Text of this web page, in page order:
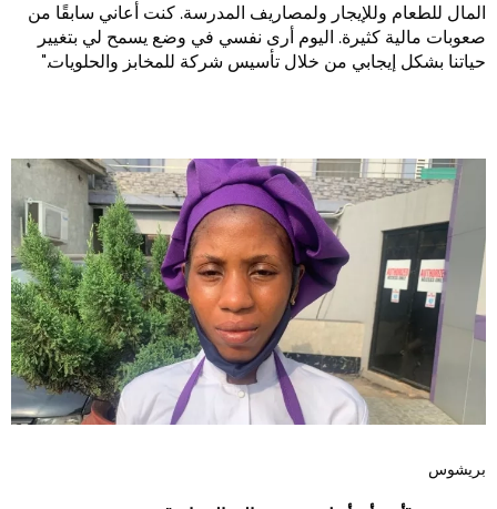
المال للطعام وللإيجار ولمصاريف المدرسة. كنت أعاني سابقًا من
صعوبات مالية كثيرة. اليوم أرى نفسي في وضع يسمح لي بتغيير
حياتنا بشكل إيجابي من خلال تأسيس شركة للمخابز والحلويات."
بريشوس